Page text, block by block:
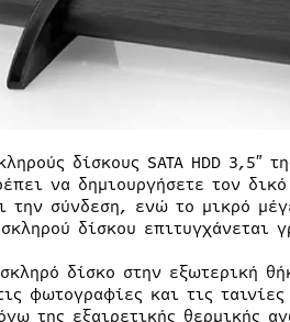
δίσκους SATA HDD 3,5″
να δημιουργήσετε τον
την σύνδεση, ενώ το μικρό
δίσκου
δίσκο στην εξωτερική
φωτογραφίες και τις
της εξαιρετικής θερμικής